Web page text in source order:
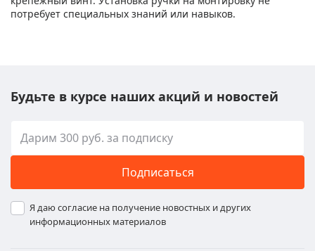
потребует специальных знаний или навыков.
Будьте в курсе наших акций и новостей
Подписаться
Я даю согласие на получение новостных и других
информационных материалов